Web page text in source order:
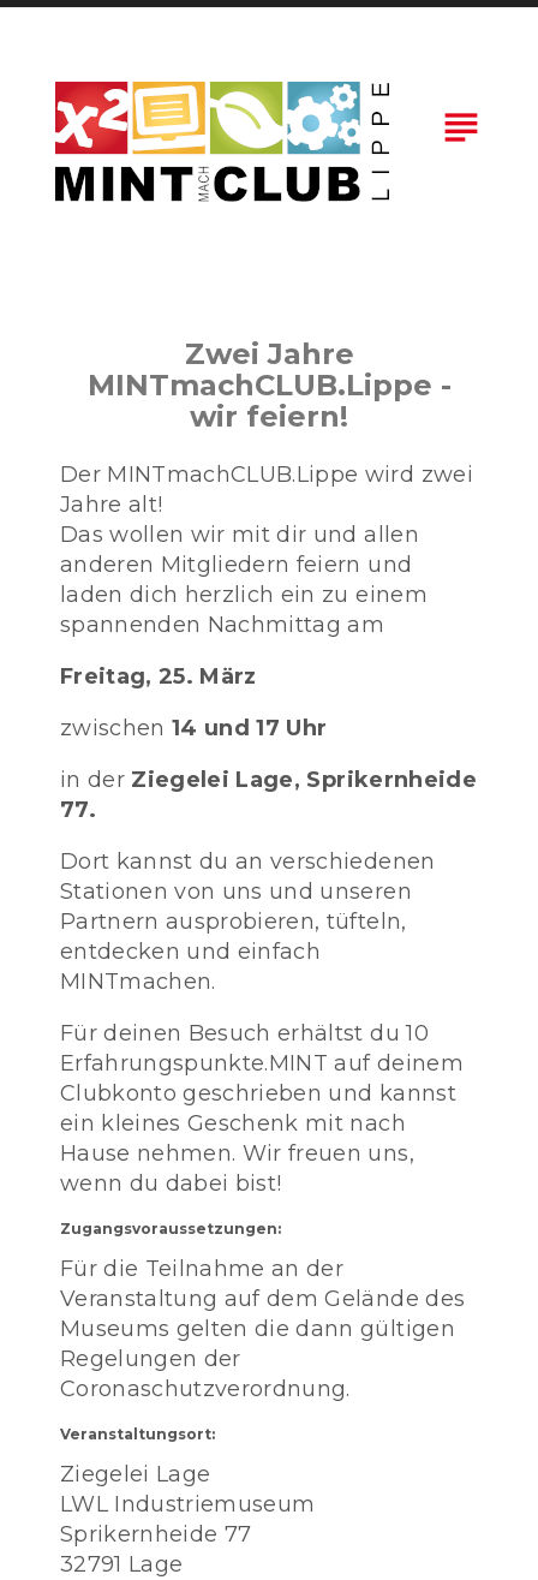
Skip
subject
Zwei Jahre
MINTmachCLUB.Lippe -
wir feiern!
Der MINTmachCLUB.Lippe wird zwei
Jahre alt!
Das wollen wir mit dir und allen
anderen Mitgliedern feiern und
laden dich herzlich ein zu einem
spannenden Nachmittag am
Freitag, 25. März
zwischen14 und 17 Uhr
in der Ziegelei Lage, Sprikernheide
77.
Dort kannst du an verschiedenen
Stationen von uns und unseren
Partnern ausprobieren, tüfteln,
entdecken und einfach
MINTmachen.
Für deinen Besuch erhältst du 10
Erfahrungspunkte.MINT auf deinem
Clubkonto geschrieben und kannst
ein kleines Geschenk mit nach
Hause nehmen. Wir freuen uns,
wenn du dabei bist!
Zugangsvoraussetzungen:
Für die Teilnahme an der
Veranstaltung auf dem Gelände des
Museums gelten die dann gültigen
Regelungen der
Coronaschutzverordnung.
Veranstaltungsort:
Ziegelei Lage
LWL Industriemuseum
Sprikernheide 77
32791 Lage